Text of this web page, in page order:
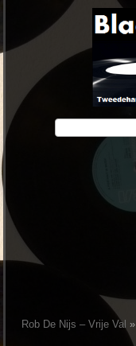
Rob De Nijs – Vrije Val »